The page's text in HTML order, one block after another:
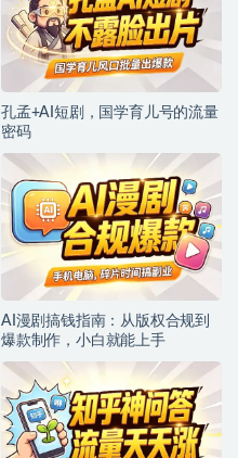
孔孟+AI短剧，国学育儿号的流量
密码
AI漫剧搞钱指南：从版权合规到
爆款制作，小白就能上手